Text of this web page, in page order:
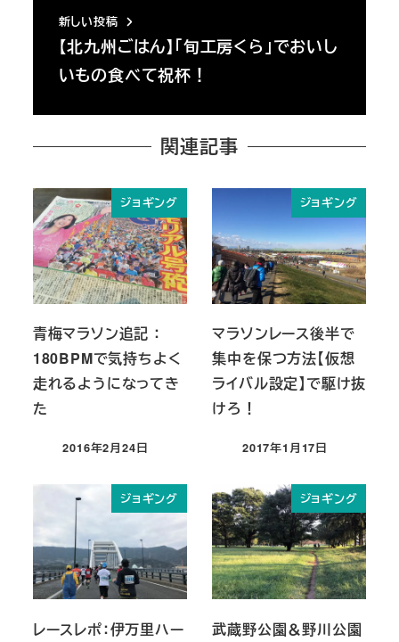
新しい投稿
【北九州ごはん】「旬工房くら」でおいし
いもの食べて祝杯！
関連記事
ジョギング
青梅マラソン追記 ：
180BPMで気持ちよく
走れるようになってき
た
投稿日
2016年2月24日
ジョギング
マラソンレース後半で
集中を保つ方法【仮想
ライバル設定】で駆け抜
けろ！
投稿日
2017年1月17日
ジョギング
レースレポ：伊万里ハー
ジョギング
武蔵野公園＆野川公園